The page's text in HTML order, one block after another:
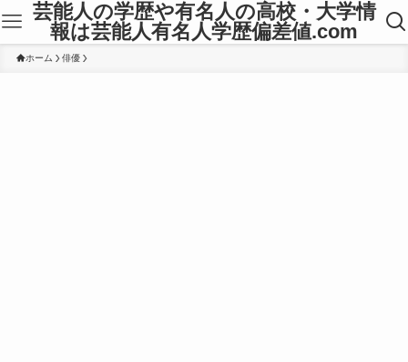
芸能人の学歴や有名人の高校・大学情
報は芸能人有名人学歴偏差値.com
ホーム 俳優